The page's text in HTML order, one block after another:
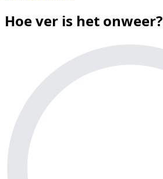
Hoe ver is het onweer?